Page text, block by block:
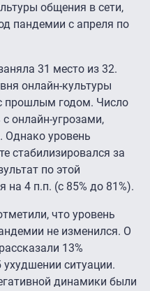
общения в сети,
пандемии с апреля по
31 место из 32.
онлайн-культуры
прошлым годом. Число
онлайн-угрозами,
Однако уровень
стабилизировался за
по этой
на 4 п.п. (с 85% до 81%).
что уровень
не изменился. О
13%
ситуации.
динамики были